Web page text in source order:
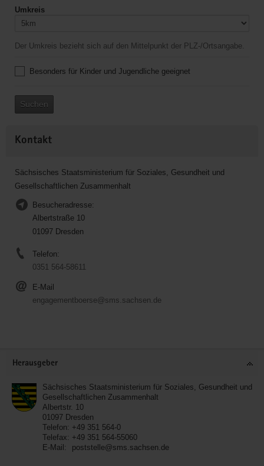
Umkreis
Der Umkreis bezieht sich auf den Mittelpunkt der PLZ-/Ortsangabe.
Besonders für Kinder und Jugendliche geeignet
Suchen
Kontakt
Sächsisches Staatsministerium für Soziales, Gesundheit und
Gesellschaftlichen Zusammenhalt
Besucheradresse:
Albertstraße 10
01097 Dresden
Telefon:
0351 564-58611
E-Mail
engagementboerse@sms.sachsen.de
Herausgeber
Sächsisches Staatsministerium für Soziales, Gesundheit und
Gesellschaftlichen Zusammenhalt
Albertstr. 10
01097 Dresden
Telefon: +49 351 564-0
Telefax: +49 351 564-55060
E-Mail:
poststelle@sms.sachsen.de